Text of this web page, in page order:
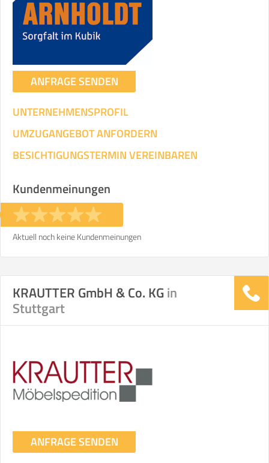
ANFRAGE SENDEN
UNTERNEHMENSPROFIL
UMZUGANGEBOT ANFORDERN
BESICHTIGUNGSTERMIN VEREINBAREN
Kundenmeinungen
Aktuell noch keine Kundenmeinungen
KRAUTTER GmbH & Co. KGin
Stuttgart
ANFRAGE SENDEN